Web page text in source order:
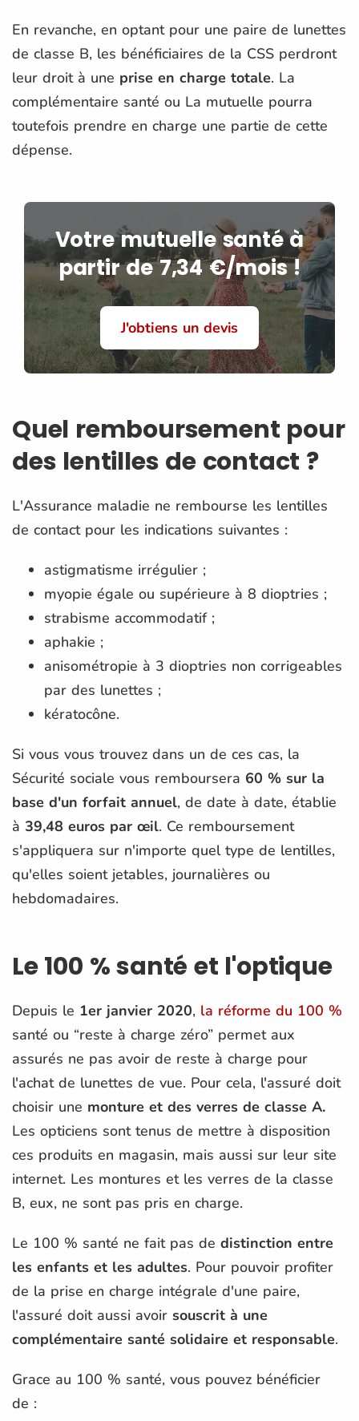
En revanche, en optant pour une paire de lunettes
de classe B, les bénéficiaires de la CSS perdront
leur droit à une prise en charge totale. La
complémentaire santé ou La mutuelle pourra
toutefois prendre en charge une partie de cette
dépense.
Votre mutuelle santé à
partir de 7,34 €/mois !
J'obtiens un devis
Quel remboursement pour
des lentilles de contact ?
L'Assurance maladie ne rembourse les lentilles
de contact pour les indications suivantes :
astigmatisme irrégulier ;
myopie égale ou supérieure à 8 dioptries ;
strabisme accommodatif ;
aphakie ;
anisométropie à 3 dioptries non corrigeables
par des lunettes ;
kératocône.
Si vous vous trouvez dans un de ces cas, la
Sécurité sociale vous remboursera 60 % sur la
base d'un forfait annuel, de date à date, établie
à 39,48 euros par œil. Ce remboursement
s'appliquera sur n'importe quel type de lentilles,
qu'elles soient jetables, journalières ou
hebdomadaires.
Le 100 % santé et l'optique
Depuis le 1er janvier 2020, la réforme du 100 %
santé ou “reste à charge zéro” permet aux
assurés ne pas avoir de reste à charge pour
l'achat de lunettes de vue. Pour cela, l'assuré doit
choisir une monture et des verres de classe A.
Les opticiens sont tenus de mettre à disposition
ces produits en magasin, mais aussi sur leur site
internet. Les montures et les verres de la classe
B, eux, ne sont pas pris en charge.
Le 100 % santé ne fait pas de distinction entre
les enfants et les adultes. Pour pouvoir profiter
de la prise en charge intégrale d'une paire,
l'assuré doit aussi avoir souscrit à une
complémentaire santé solidaire et responsable.
Grace au 100 % santé, vous pouvez bénéficier
de :